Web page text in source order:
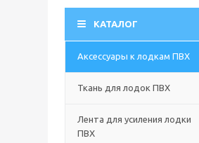
КАТАЛОГ
Аксессуары к лодкам ПВХ
Ткань для лодок ПВХ
Лента для усиления лодки
ПВХ